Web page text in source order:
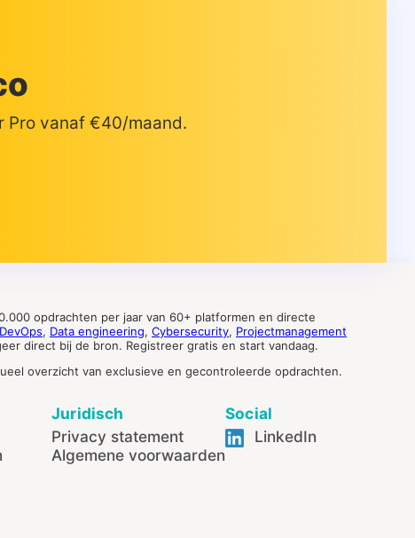
Pro vanaf €40/maand.
opdrachten per jaar van 60+ platformen en directe
, Data engineering, Cybersecurity, Projectmanagement
direct bij de bron. Registreer gratis en start vandaag.
overzicht van exclusieve en gecontroleerde opdrachten.
Juridisch
Privacy statement
Algemene voorwaarden
Social
LinkedIn